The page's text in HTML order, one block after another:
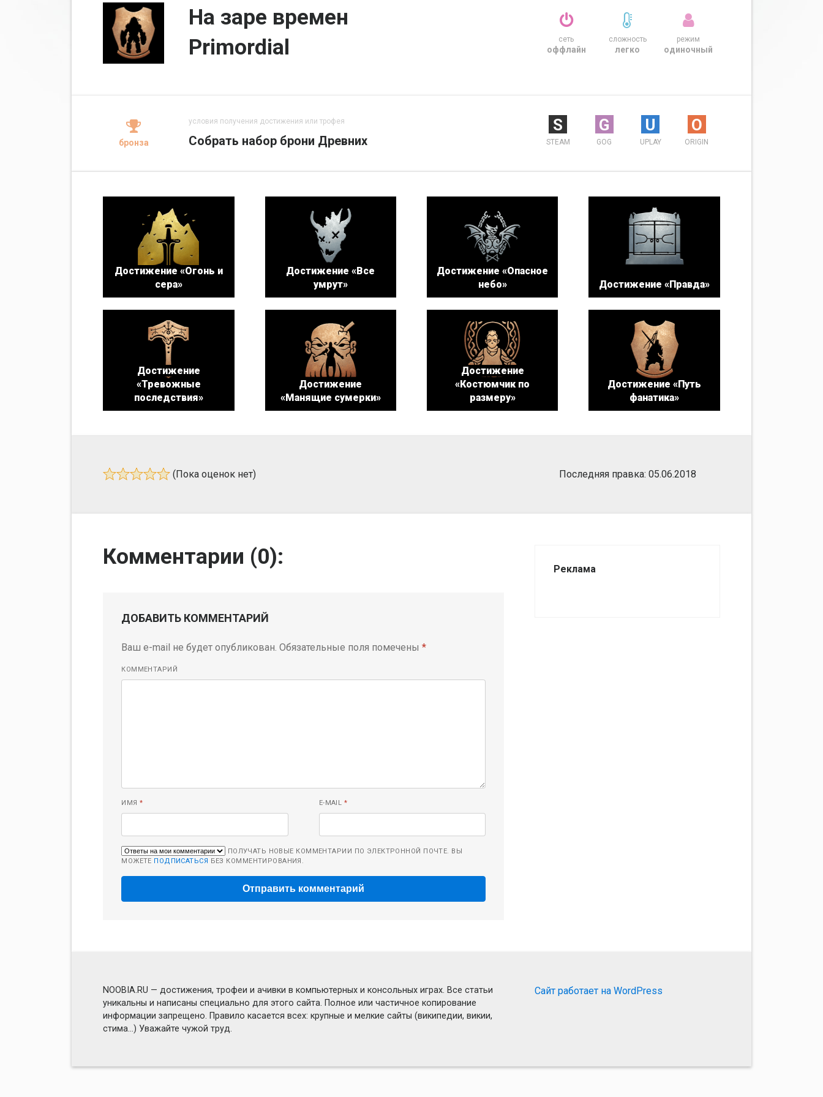
На заре времен
Primordial
сеть
оффлайн
сложность
легко
режим
одиночный
бронза
условия получения достижения или трофея
Собрать набор брони Древних
S
STEAM
G
GOG
U
UPLAY
O
ORIGIN
Достижение «Огонь и
сера»
Достижение «Все
умрут»
Достижение «Опасное
небо»
Достижение «Правда»
Достижение
«Тревожные
последствия»
Достижение
«Манящие сумерки»
Достижение
«Костюмчик по
размеру»
Достижение «Путь
фанатика»
(Пока оценок нет) Последняя правка: 05.06.2018
Комментарии (0):
ДОБАВИТЬ КОММЕНТАРИЙ
Ваш e-mail не будет опубликован. Обязательные поля помечены*
КОММЕНТАРИЙ
ИМЯ * E-MAIL *
ПОЛУЧАТЬ НОВЫЕ КОММЕНТАРИИ ПО ЭЛЕКТРОННОЙ ПОЧТЕ. ВЫ
МОЖЕТЕ ПОДПИСАТЬСЯ БЕЗ КОММЕНТИРОВАНИЯ.
Реклама
NOOBIA.RU — достижения, трофеи и ачивки в компьютерных и консольных играх. Все статьи
уникальны и написаны специально для этого сайта. Полное или частичное копирование
информации запрещено. Правило касается всех: крупные и мелкие сайты (википедии, викии,
стима...) Уважайте чужой труд.
Сайт работает на WordPress